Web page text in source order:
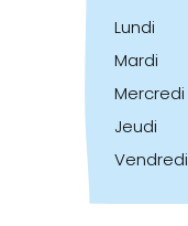
Lundi
Mardi
Mercredi
Jeudi
Vendredi